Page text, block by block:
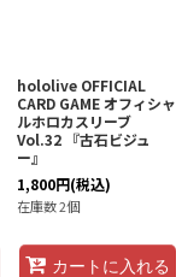
hololive OFFICIAL
CARD GAME オフィシャ
ルホロカスリーブ
Vol.32 『古石ビジュ
ー』
1,800円(税込)
在庫数 2個
カートに入れる